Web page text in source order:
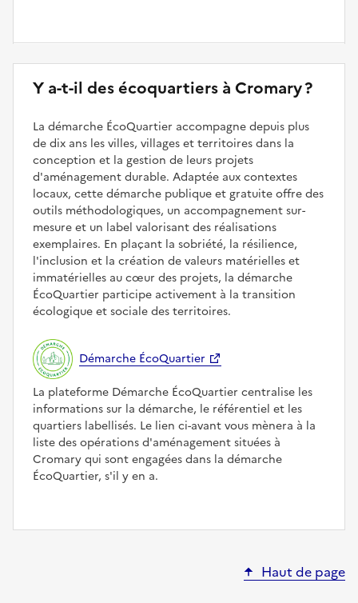
Y a-t-il des écoquartiers à Cromary ?
La démarche ÉcoQuartier accompagne depuis plus
de dix ans les villes, villages et territoires dans la
conception et la gestion de leurs projets
d'aménagement durable. Adaptée aux contextes
locaux, cette démarche publique et gratuite offre des
outils méthodologiques, un accompagnement sur-
mesure et un label valorisant des réalisations
exemplaires. En plaçant la sobriété, la résilience,
l'inclusion et la création de valeurs matérielles et
immatérielles au cœur des projets, la démarche
ÉcoQuartier participe activement à la transition
écologique et sociale des territoires.
Démarche ÉcoQuartier
La plateforme Démarche ÉcoQuartier centralise les
informations sur la démarche, le référentiel et les
quartiers labellisés. Le lien ci-avant vous mènera à la
liste des opérations d'aménagement situées à
Cromary qui sont engagées dans la démarche
ÉcoQuartier, s'il y en a.
Haut de page